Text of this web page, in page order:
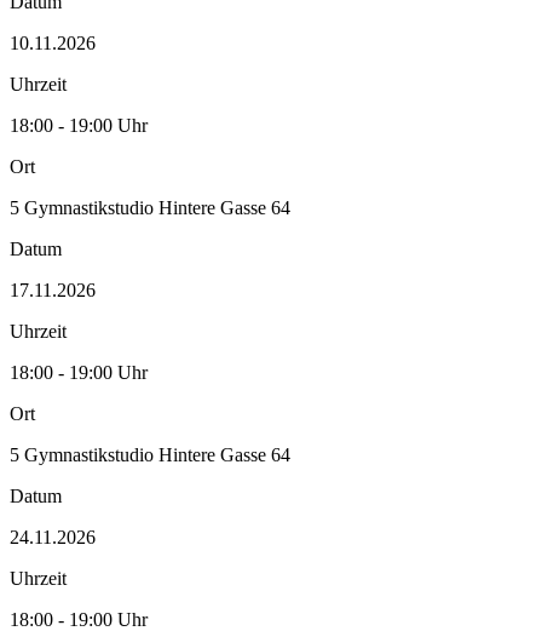
10.11.2026
Uhrzeit
18:00 - 19:00 Uhr
Ort
5 Gymnastikstudio Hintere Gasse 64
Datum
17.11.2026
Uhrzeit
18:00 - 19:00 Uhr
Ort
5 Gymnastikstudio Hintere Gasse 64
Datum
24.11.2026
Uhrzeit
18:00 - 19:00 Uhr